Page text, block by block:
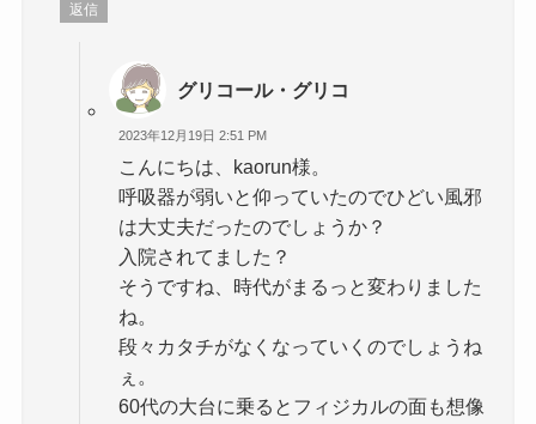
返信
グリコール・グリコ
2023年12月19日 2:51 PM
こんにちは、kaorun様。
呼吸器が弱いと仰っていたのでひどい風邪
は大丈夫だったのでしょうか？
入院されてました？
そうですね、時代がまるっと変わりました
ね。
段々カタチがなくなっていくのでしょうね
ぇ。
60代の大台に乗るとフィジカルの面も想像